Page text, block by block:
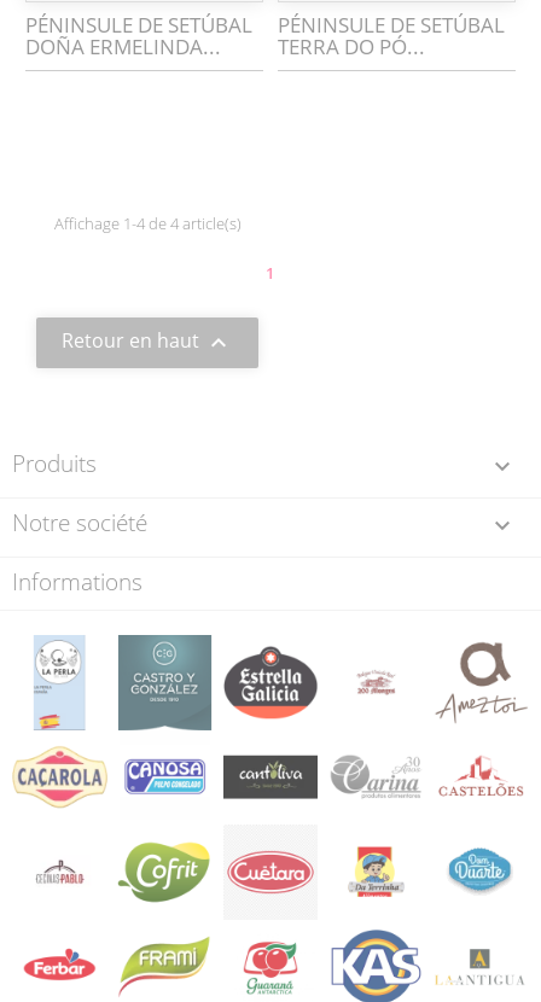
PÉNINSULE DE SETÚBAL
DOÑA ERMELINDA...
PÉNINSULE DE SETÚBAL
TERRA DO PÓ...
Affichage 1-4 de 4 article(s)
1
Retour en haut 
Produits 
Notre société 
Informations